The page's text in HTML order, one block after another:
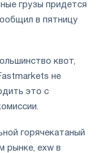
грузы придется
в пятницу
квот,
не
это с
горячекатаный
рынке, exw в